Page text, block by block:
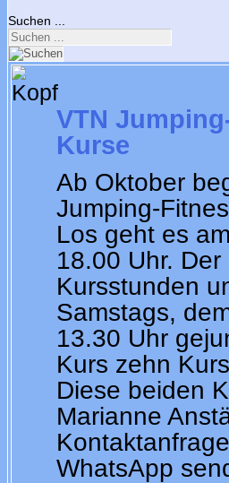
Suchen ...
VTN
Kurse
Ab Oktober
Jumping-
Los geht es
18.00 Uhr.
Kursstunden
Samstags,
13.30 Uhr
Kurs zehn
Diese beiden
Marianne
WhatsApp